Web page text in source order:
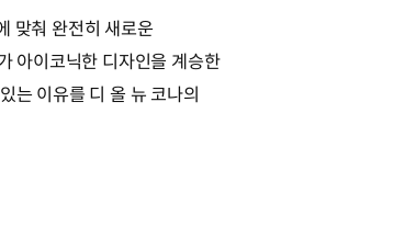
맞춰 완전히 새로운
아이코닉한 디자인을 계승한
는 이유를 디 올 뉴 코나의